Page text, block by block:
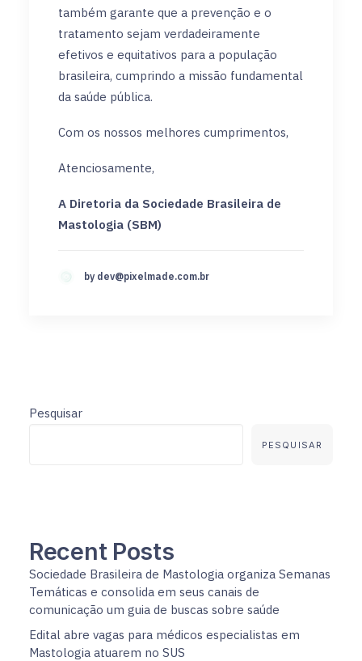
também garante que a prevenção e o
tratamento sejam verdadeiramente
efetivos e equitativos para a população
brasileira, cumprindo a missão fundamental
da saúde pública.
Com os nossos melhores cumprimentos,
Atenciosamente,
A Diretoria da Sociedade Brasileira de
Mastologia (SBM)
by dev@pixelmade.com.br
Pesquisar
PESQUISAR
Recent Posts
Sociedade Brasileira de Mastologia organiza Semanas
Temáticas e consolida em seus canais de
comunicação um guia de buscas sobre saúde
Edital abre vagas para médicos especialistas em
Mastologia atuarem no SUS